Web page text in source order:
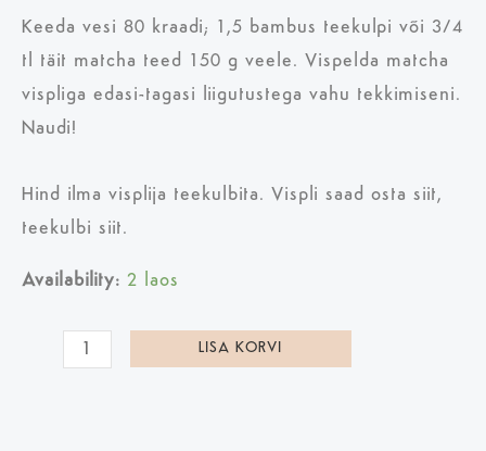
Keeda vesi 80 kraadi; 1,5 bambus teekulpi või 3/4
tl täit matcha teed 150 g veele. Vispelda matcha
vispliga edasi-tagasi liigutustega vahu tekkimiseni.
Naudi!
Hind ilma visplija teekulbita. Vispli saad osta siit,
teekulbi siit.
Availability: 2 laos
LISA KORVI